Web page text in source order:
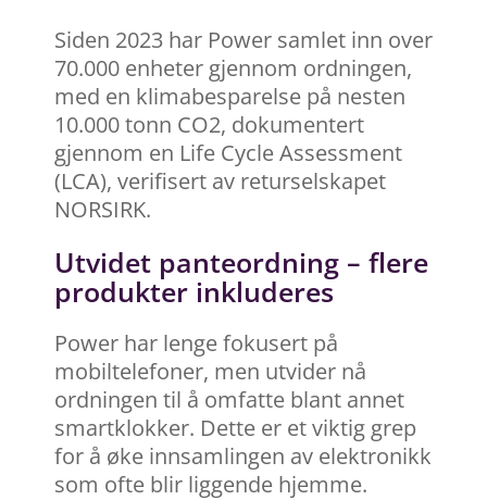
Siden 2023 har Power samlet inn over
70.000 enheter gjennom ordningen,
med en klimabesparelse på nesten
10.000 tonn CO2, dokumentert
gjennom en Life Cycle Assessment
(LCA), verifisert av returselskapet
NORSIRK.
Utvidet panteordning – flere
produkter inkluderes
Power har lenge fokusert på
mobiltelefoner, men utvider nå
ordningen til å omfatte blant annet
smartklokker. Dette er et viktig grep
for å øke innsamlingen av elektronikk
som ofte blir liggende hjemme.